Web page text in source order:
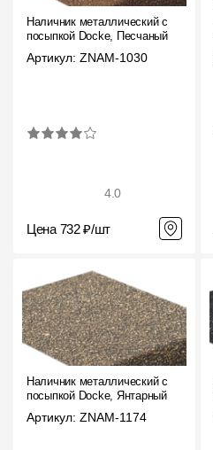
Наличник металлический с
посыпкой Docke, Песчаный
Артикул: ZNAM-1030
4.0
Цена 732 ₽/шт
Наличник металлический с
посыпкой Docke, Янтарный
Артикул: ZNAM-1174